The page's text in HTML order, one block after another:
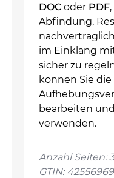
DOC oder PDF
Abfindung,
im Einklang
sicher zu
können Sie die
bearbeiten
verwenden.
Anzahl Seiten: 3
GTIN: